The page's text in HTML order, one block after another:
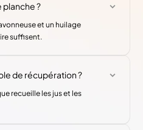
?
et un huilage
suffisent.
de récupération ?
recueille les jus et les